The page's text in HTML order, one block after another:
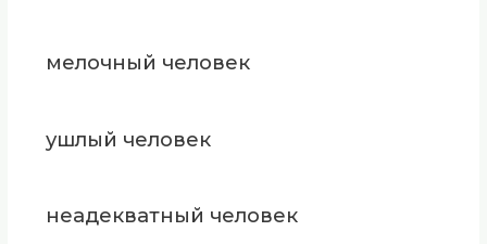
мелочный человек
ушлый человек
неадекватный человек